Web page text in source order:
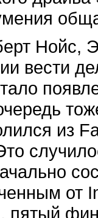
фирм,
жестким
Так